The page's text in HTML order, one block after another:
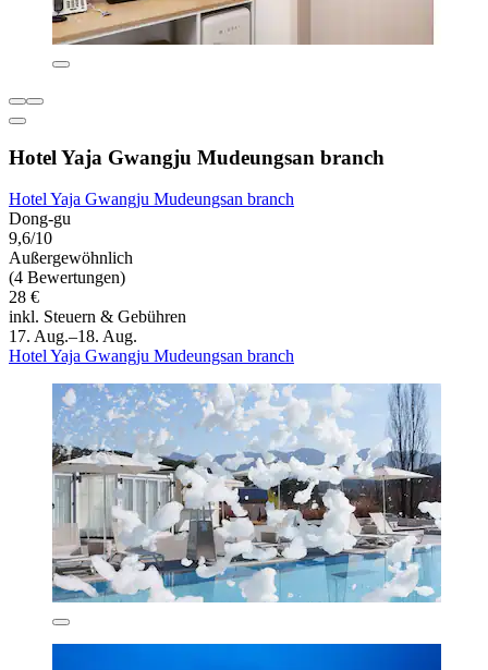
Hotel Yaja Gwangju Mudeungsan branch
Hotel Yaja Gwangju Mudeungsan branch
Dong-gu
9,6/10
Außergewöhnlich
(4 Bewertungen)
28 €
inkl. Steuern & Gebühren
17. Aug.–18. Aug.
Hotel Yaja Gwangju Mudeungsan branch